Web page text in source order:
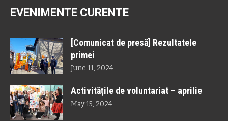
EVENIMENTE CURENTE
[Comunicat de presă] Rezultatele
primei
June 11, 2024
Activitățile de voluntariat – aprilie
May 15, 2024